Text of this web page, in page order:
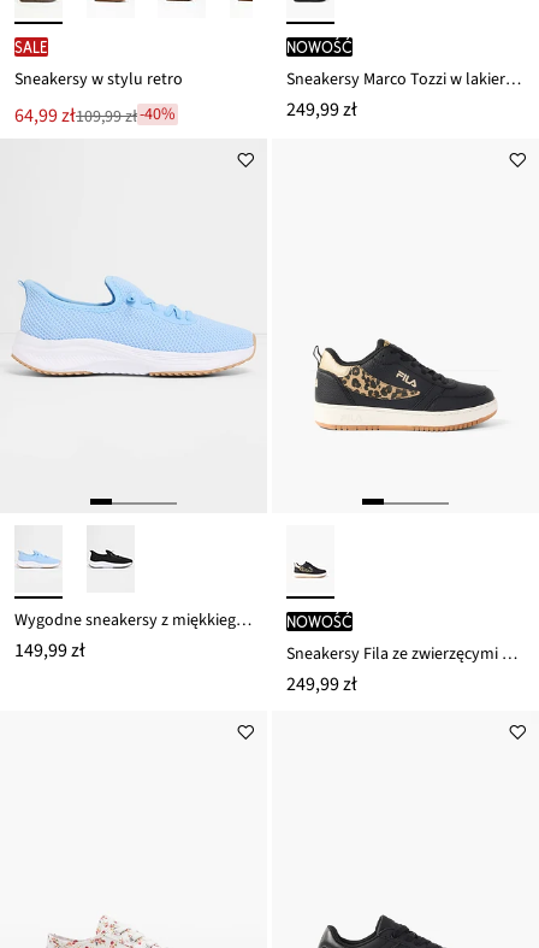
SALE
Sneakersy w stylu retro
Nowa
cena
64,99 zł
Przeceniono
109,99 zł-40%
nowość
Sneakersy Marco Tozzi w lakierowanej optyce
249,99 zł
Wygodne sneakersy z miękkiego materiału
149,99 zł
nowość
Sneakersy Fila ze zwierzęcymi detalami
249,99 zł